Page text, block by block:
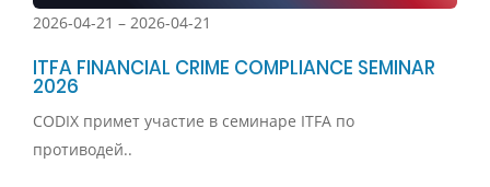
2026-04-21 – 2026-04-21
ITFA FINANCIAL CRIME COMPLIANCE SEMINAR
2026
CODIX примет участие в семинаре ITFA по
противодей..